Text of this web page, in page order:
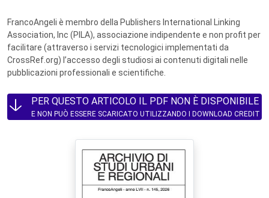
FrancoAngeli è membro della Publishers International Linking
Association, Inc (PILA), associazione indipendente e non profit per
facilitare (attraverso i servizi tecnologici implementati da
CrossRef.org) l’accesso degli studiosi ai contenuti digitali nelle
pubblicazioni professionali e scientifiche.
PER QUESTO ARTICOLO IL PDF NON È DISPONIBILE
E NON PUÒ ESSERE SCARICATO UTILIZZANDO I DOWNLOAD CREDIT